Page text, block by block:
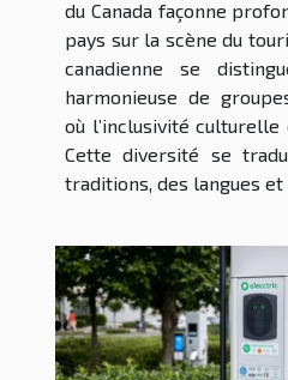
du Canada façonne
pays sur la scène du
canadienne se
harmonieuse de
où l’inclusivité
Cette diversité se
traditions, des langues et